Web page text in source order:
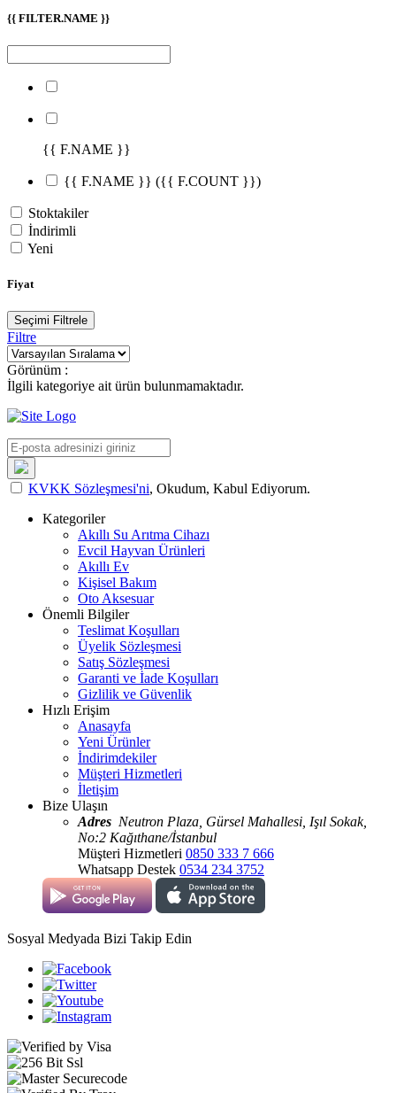
{{ FILTER.NAME }}
{{ F.NAME }}
{{ F.NAME }} ({{ F.COUNT }})
Stoktakiler
İndirimli
Yeni
Fiyat
Seçimi Filtrele
Filtre
Görünüm :
İlgili kategoriye ait ürün bulunmamaktadır.
KVKK Sözleşmesi'ni, Okudum, Kabul Ediyorum.
Kategoriler
Akıllı Su Arıtma Cihazı
Evcil Hayvan Ürünleri
Akıllı Ev
Kişisel Bakım
Oto Aksesuar
Önemli Bilgiler
Teslimat Koşulları
Üyelik Sözleşmesi
Satış Sözleşmesi
Garanti ve İade Koşulları
Gizlilik ve Güvenlik
Hızlı Erişim
Anasayfa
Yeni Ürünler
İndirimdekiler
Müşteri Hizmetleri
İletişim
Bize Ulaşın
Adres Neutron Plaza, Gürsel Mahallesi, Işıl Sokak,
No:2 Kağıthane/İstanbul
Müşteri Hizmetleri 0850 333 7 666
Whatsapp Destek 0534 234 3752
Sosyal Medyada Bizi Takip Edin